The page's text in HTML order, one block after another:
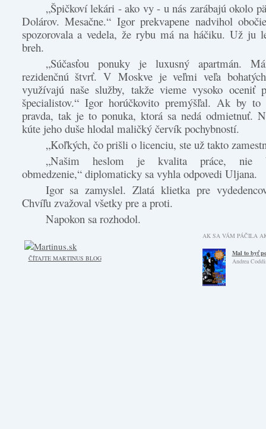
„Špičkoví lekári - ako vy - u nás zarábajú okolo
Dolárov. Mesačne.“ Igor prekvapene nadvihol
spozorovala a vedela, že rybu má na háčiku. Už ju
breh.
„Súčasťou ponuky je luxusný apartmán.
rezidenčnú štvrť. V Moskve je veľmi veľa
využívajú naše služby, takže vieme vysoko oceniť
špecialistov.“ Igor horúčkovito premýšľal. Ak by to
pravda, tak je to ponuka, ktorá sa nedá odmietnuť.
kúte jeho duše hlodal maličký červík pochybností.
„Koľkých, čo prišli o licenciu, ste už takto
„Našim heslom je kvalita práce, nie
obmedzenie,“ diplomaticky sa vyhla odpovedi Uljana.
Igor sa zamyslel. Zlatá klietka pre
Chvíľu zvažoval všetky pre a proti.
Napokon sa rozhodol.
ČÍTAJTE MARTINUS BLOG
AK SA VÁM PÁČILA
Mal to byť
Andrea